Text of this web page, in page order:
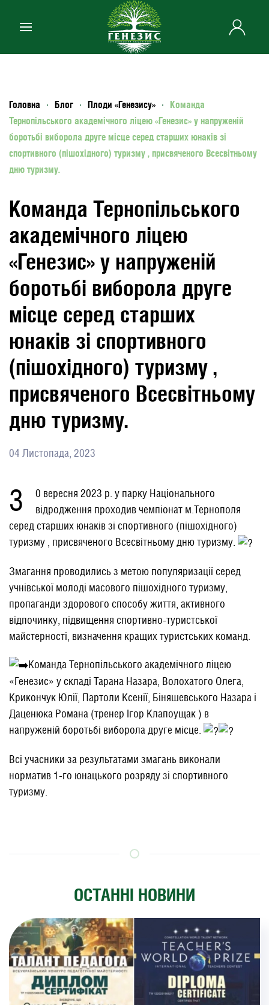
Skip to main content
Головна Блог Плоди «Генезису»
Команда
Тернопільського академічного ліцею «Генезис» у напруженій
боротьбі виборола друге місце серед старших юнаків зі
спортивного (пішохідного) туризму , присвяченого Всесвітньому
дню туризму.
Команда Тернопільського
академічного ліцею
«Генезис» у напруженій
боротьбі виборола друге
місце серед старших
юнаків зі спортивного
(пішохідного) туризму ,
присвяченого Всесвітньому
дню туризму.
04 Листопада, 2023
3
0 вересня 2023 р. у парку Національного
відродження проходив чемпіонат м.Тернополя
серед старших юнаків зі спортивного (пішохідного)
туризму , присвяченого Всесвітньому дню туризму.
Змагання проводились з метою популяризації серед
учнівської молоді масового пішохідного туризму,
пропаганди здорового способу життя, активного
відпочинку, підвищення спортивно-туристської
майстерності, визначення кращих туристських команд.
Команда Тернопільського академічного ліцею
«Генезис» у складі Тарана Назара, Волохатого Олега,
Крикончук Юлії, Партоли Ксенії, Біняшевського Назара і
Даценюка Романа (тренер Ігор Клапоущак ) в
напруженій боротьбі виборола друге місце.
Всі учасники за результатами змагань виконали
норматив 1-го юнацького розряду зі спортивного
туризму.
ОСТАННІ НОВИНИ